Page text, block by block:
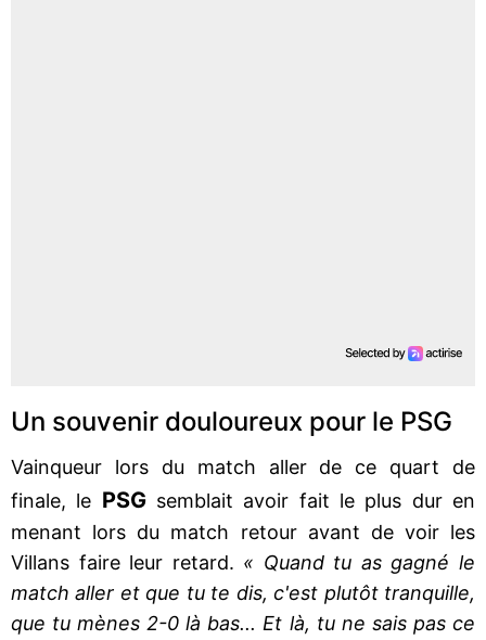
Un souvenir douloureux pour le PSG
Vainqueur lors du match aller de ce quart de
finale, le PSG semblait avoir fait le plus dur en
menant lors du match retour avant de voir les
Villans faire leur retard. « Quand tu as gagné le
match aller et que tu te dis, c'est plutôt tranquille,
que tu mènes 2-0 là bas... Et là, tu ne sais pas ce